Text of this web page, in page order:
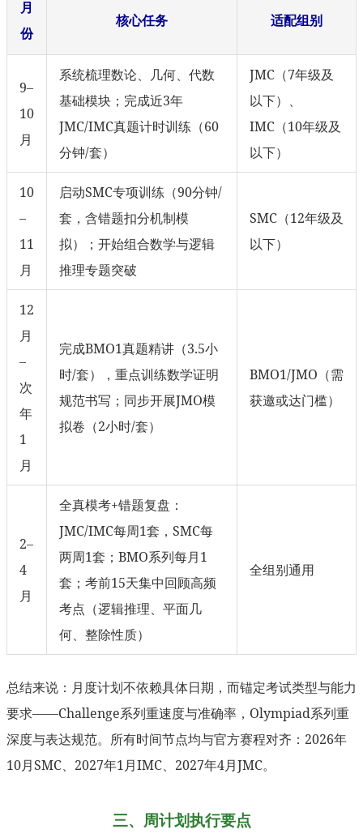
月
份
核心任务 适配组别
9–
10
月
系统梳理数论、几何、代数
基础模块；完成近3年
JMC/IMC真题计时训练（60
分钟/套）
JMC（7年级及
以下）、
IMC（10年级及
以下）
10
–
11
月
启动SMC专项训练（90分钟/
套，含错题扣分机制模
拟）；开始组合数学与逻辑
推理专题突破
SMC（12年级及
以下）
12
月
–
次
年
1
月
完成BMO1真题精讲（3.5小
时/套），重点训练数学证明
规范书写；同步开展JMO模
拟卷（2小时/套）
BMO1/JMO（需
获邀或达门槛）
2–
4
月
全真模考+错题复盘：
JMC/IMC每周1套，SMC每
两周1套；BMO系列每月1
套；考前15天集中回顾高频
考点（逻辑推理、平面几
何、整除性质）
全组别通用
总结来说：月度计划不依赖具体日期，而锚定考试类型与能力
要求——Challenge系列重速度与准确率，Olympiad系列重
深度与表达规范。所有时间节点均与官方赛程对齐：2026年
10月SMC、2027年1月IMC、2027年4月JMC。
三、周计划执行要点